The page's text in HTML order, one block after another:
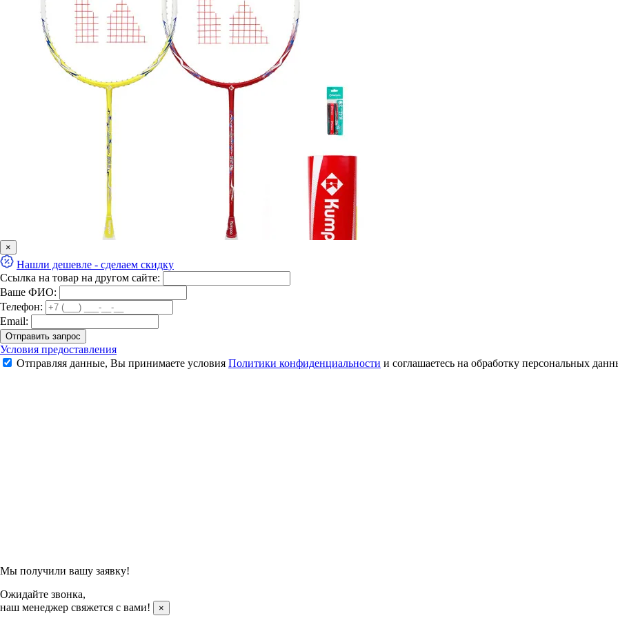
Набор для бадминтона "Для новичков"
5 125 ₽
×
Нашли дешевле - сделаем скидку
Ссылка на товар на другом сайте:
Ваше ФИО:
Телефон:
Email:
Отправить запрос
Условия предоставления
Отправляя данные, Вы принимаете условия Политики конфиденциальности и соглашаетесь на обработку персональных
Мы получили вашу заявку!
Ожидайте звонка,
наш менеджер свяжется с вами!
×